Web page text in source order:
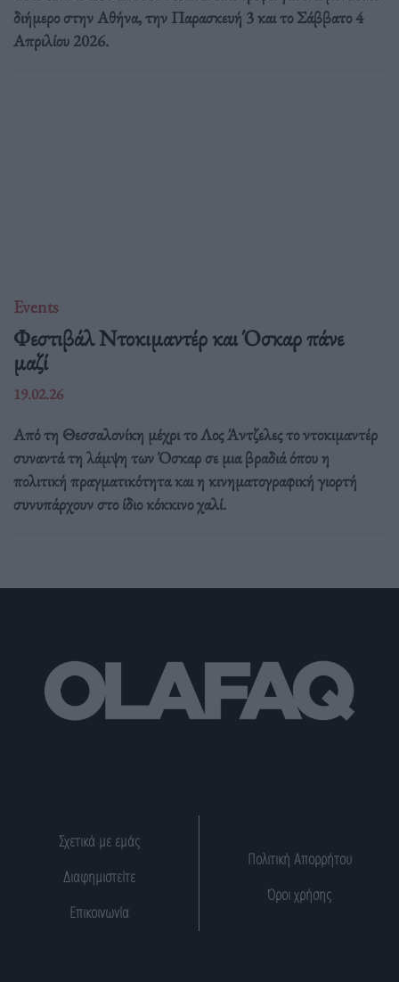
διήμερο στην Αθήνα, την Παρασκευή 3 και το Σάββατο 4
Απριλίου 2026.
Events
Φεστιβάλ Ντοκιμαντέρ και Όσκαρ πάνε
μαζί
19.02.26
Από τη Θεσσαλονίκη μέχρι το Λος Άντζελες το ντοκιμαντέρ
συναντά τη λάμψη των Όσκαρ σε μια βραδιά όπου η
πολιτική πραγματικότητα και η κινηματογραφική γιορτή
συνυπάρχουν στο ίδιο κόκκινο χαλί.
Σχετικά με εμάς
Διαφημιστείτε
Επικοινωνία
Πολιτική Απορρήτου
Όροι χρήσης